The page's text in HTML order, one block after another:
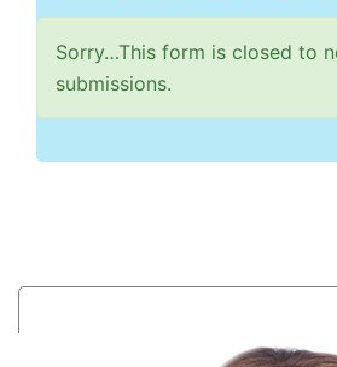
Status
message
Sorry…This form is closed to
submissions.